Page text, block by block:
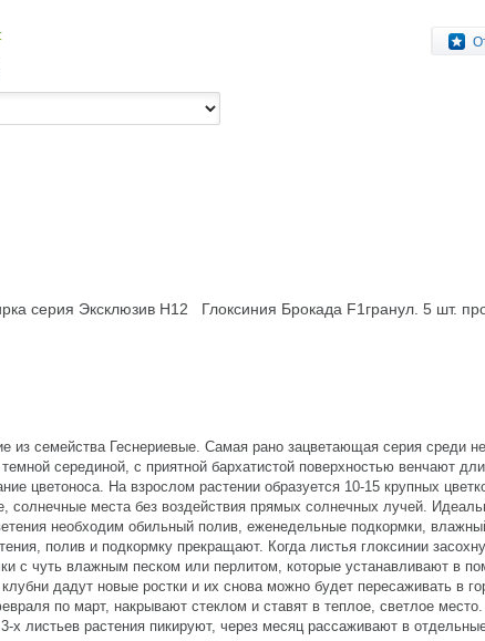
серия Эксклюзив Н12 Глоксиния Брокада F1гранул. 5 шт.
из семейства Геснериевые. Самая рано зацветающая серия среди
серединой, с приятной бархатистой поверхностью венчают
цветоноса. На взрослом растении образуется 10-15 крупных
солнечные места без воздействия прямых солнечных лучей.
необходим обильный полив, еженедельные подкормки,
полив и подкормку прекращают. Когда листья глоксинии
с чуть влажным песком или перлитом, которые устанавливают в
дадут новые ростки и их снова можно будет пересаживать в
по март, накрывают стеклом и ставят в теплое, светлое
листьев растения пикируют, через месяц рассаживают в